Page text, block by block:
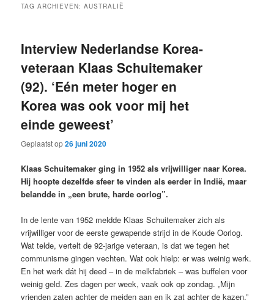
TAG ARCHIEVEN:AUSTRALIË
Interview Nederlandse Korea-
veteraan Klaas Schuitemaker
(92). ‘Eén meter hoger en
Korea was ook voor mij het
einde geweest’
Geplaatst op26 juni 2020
Klaas Schuitemaker ging in 1952 als vrijwilliger naar Korea.
Hij hoopte dezelfde sfeer te vinden als eerder in Indië, maar
belandde in „een brute, harde oorlog”.
In de lente van 1952 meldde Klaas Schuitemaker zich als
vrijwilliger voor de eerste gewapende strijd in de Koude Oorlog.
Wat telde, vertelt de 92-jarige veteraan, is dat we tegen het
communisme gingen vechten. Wat ook hielp: er was weinig werk.
En het werk dát hij deed – in de melkfabriek – was buffelen voor
weinig geld. Zes dagen per week, vaak ook op zondag. „Mijn
vrienden zaten achter de meiden aan en ik zat achter de kazen.”